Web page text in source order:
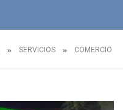
SERVICIOS COMERCIO